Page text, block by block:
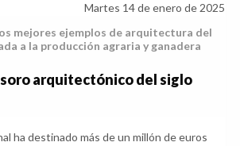
Martes 14 de enero de 2025
mejores ejemplos de arquitectura del
a la producción agraria y ganadera
arquitectónico del siglo
ha destinado más de un millón de euros